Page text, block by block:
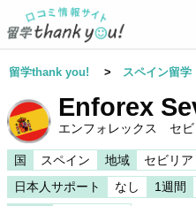
留学thank you! > スペイン留学
Enforex
エンフォレックス セビ
国 スペイン 地域 セビリア
日本人サポート
なし 1週間